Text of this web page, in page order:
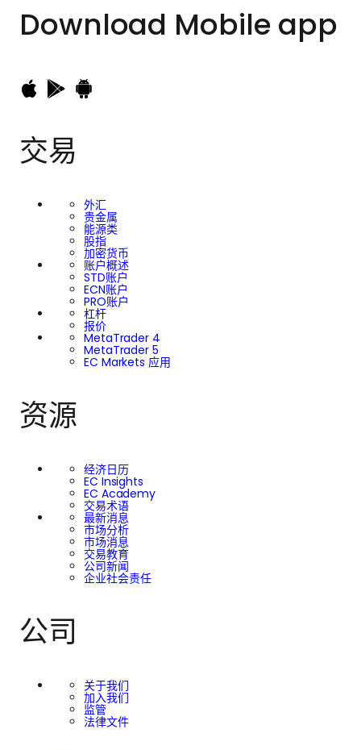
Download Mobile app
交易
外汇
贵金属
能源类
股指
加密货币
账户概述
STD账户
ECN账户
PRO账户
杠杆
报价
MetaTrader 4
MetaTrader 5
EC Markets 应用
资源
经济日历
EC Insights
EC Academy
交易术语
最新消息
市场分析
市场消息
交易教育
公司新闻
企业社会责任
公司
关于我们
加入我们
监管
法律文件